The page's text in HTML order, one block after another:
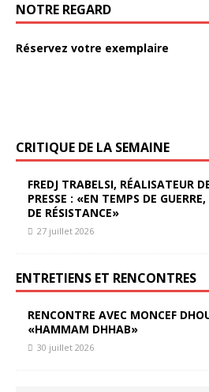
NOTRE REGARD
Réservez votre exemplaire
CRITIQUE DE LA SEMAINE
FREDJ TRABELSI, RÉALISATEUR
PRESSE : «EN TEMPS DE
DE RÉSISTANCE»
27 juillet 2026
ENTRETIENS ET RENCONTRES
RENCONTRE AVEC MONCEF
«HAMMAM DHHAB»
30 juillet 2026